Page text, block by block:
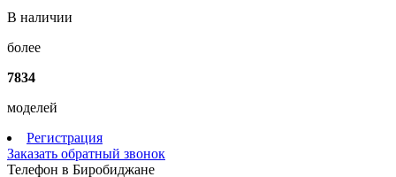
В наличии
более
7834
моделей
Регистрация
Заказать обратный звонок
Телефон в Биробиджане